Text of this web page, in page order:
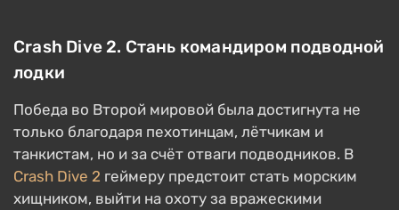
Crash Dive 2. Стань командиром подводной
лодки
Победа во Второй мировой была достигнута не
только благодаря пехотинцам, лётчикам и
танкистам, но и за счёт отваги подводников. В
Crash Dive 2 геймеру предстоит стать морским
хищником, выйти на охоту за вражескими